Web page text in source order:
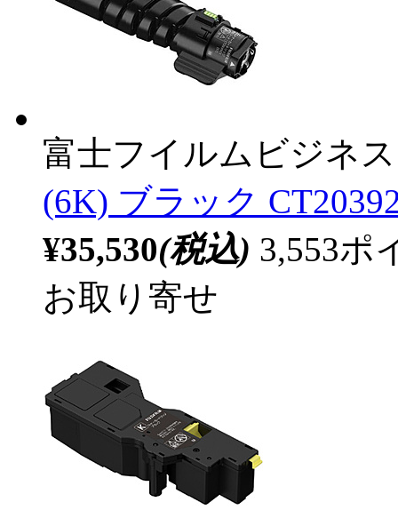
富士フイルムビジネ
(6K) ブラック
¥35,530(税込) 3,553ポ
お取り寄せ